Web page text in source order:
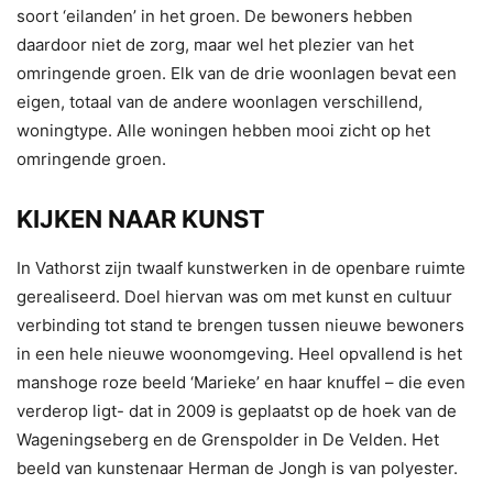
soort ‘eilanden’ in het groen. De bewoners hebben
daardoor niet de zorg, maar wel het plezier van het
omringende groen. Elk van de drie woonlagen bevat een
eigen, totaal van de andere woonlagen verschillend,
woningtype. Alle woningen hebben mooi zicht op het
omringende groen.
KIJKEN NAAR KUNST
In Vathorst zijn twaalf kunstwerken in de openbare ruimte
gerealiseerd. Doel hiervan was om met kunst en cultuur
verbinding tot stand te brengen tussen nieuwe bewoners
in een hele nieuwe woonomgeving. Heel opvallend is het
manshoge roze beeld ‘Marieke’ en haar knuffel – die even
verderop ligt- dat in 2009 is geplaatst op de hoek van de
Wageningseberg en de Grenspolder in De Velden. Het
beeld van kunstenaar Herman de Jongh is van polyester.